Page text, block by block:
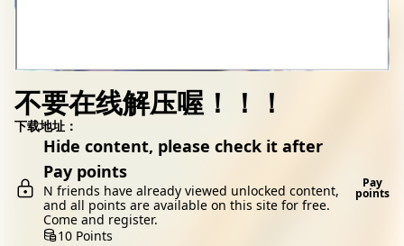
不要在线解压喔！！！
下载地址：
Hide content, please check it after
Pay points
N friends have already viewed unlocked content,
and all points are available on this site for free.
Come and register.
10 Points
Pay
points